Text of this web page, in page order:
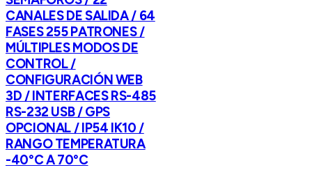
CANALES DE SALIDA / 64
FASES 255 PATRONES /
MÚLTIPLES MODOS DE
CONTROL /
CONFIGURACIÓN WEB
3D / INTERFACES RS-485
RS-232 USB / GPS
OPCIONAL / IP54 IK10 /
RANGO TEMPERATURA
-40°C A 70°C